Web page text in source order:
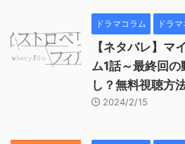
ドラマコラム ドラ
【ネタバレ】マ
ム1話～最終回
し？無料視聴方
2024/2/15